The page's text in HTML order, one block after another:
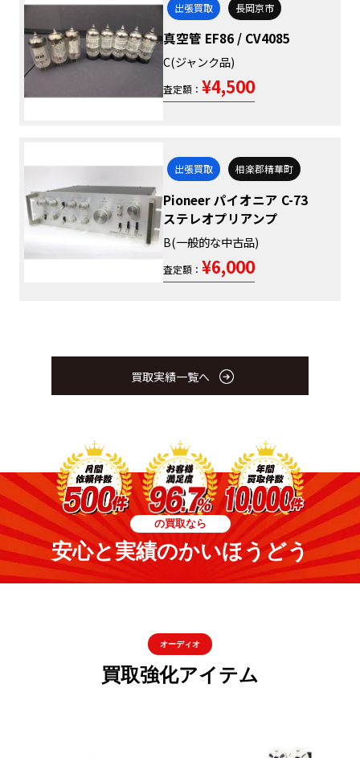
出張買取 長岡京市
真空管 EF86 / CV4085
C(ジャンク品)
査定額： ¥4,500
出張買取 相楽郡精華町
Pioneer パイオニア C-73
ステレオプリアンプ
B(一般的な中古品)
査定額： ¥6,000
買取実績一覧へ
の買取なら
安心と実績のかいほうどう
オーディオ
買取強化アイテム